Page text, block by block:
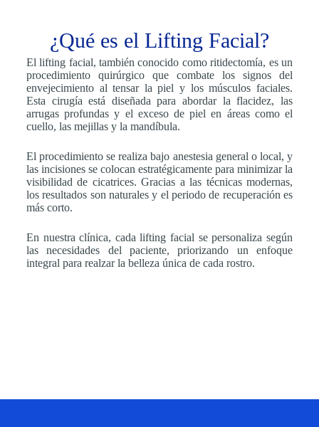
¿Qué es el Lifting Facial?
El lifting facial, también conocido como ritidectomía, es un
procedimiento quirúrgico que combate los signos del
envejecimiento al tensar la piel y los músculos faciales.
Esta cirugía está diseñada para abordar la flacidez, las
arrugas profundas y el exceso de piel en áreas como el
cuello, las mejillas y la mandíbula.
El procedimiento se realiza bajo anestesia general o local, y
las incisiones se colocan estratégicamente para minimizar la
visibilidad de cicatrices. Gracias a las técnicas modernas,
los resultados son naturales y el periodo de recuperación es
más corto.
En nuestra clínica, cada lifting facial se personaliza según
las necesidades del paciente, priorizando un enfoque
integral para realzar la belleza única de cada rostro.